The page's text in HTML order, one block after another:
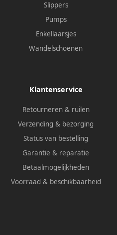
Slippers
Pumps
Enkellaarsjes
Wandelschoenen
Klantenservice
Retourneren & ruilen
Verzending & bezorging
Status van bestelling
Garantie & reparatie
Betaalmogelijkheden
Voorraad & beschikbaarheid